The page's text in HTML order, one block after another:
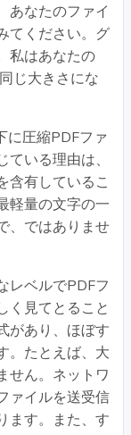
あなたのファイ
てください。グ
私はあなたの
じ大きさにな
に圧縮PDFファ
いる理由は、
含有しているこ
軽量の文字の一
、ではありませ
レベルでPDFフ
く見てとること
があり、ほぼす
。たとえば、大
せん。ネットワ
ァイルを送受信
ます。また、す